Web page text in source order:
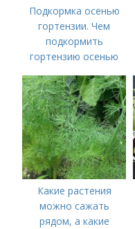
Подкормка осенью
гортензии. Чем
подкормить
гортензию осенью
Какие растения
можно сажать
рядом, а какие